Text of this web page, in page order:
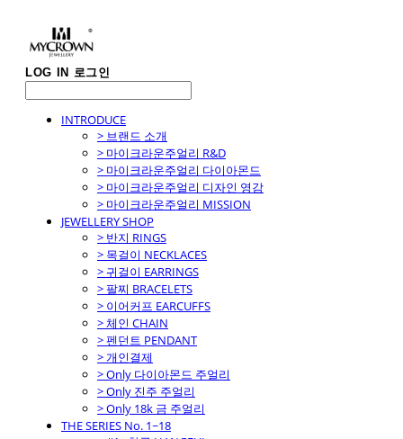
LOG IN 로그인
INTRODUCE
> 브랜드 소개
> 마이크라운주얼리 R&D
> 마이크라운주얼리 다이아몬드
> 마이크라운주얼리 디자인 영감
> 마이크라운주얼리 MISSION
JEWELLERY SHOP
> 반지 RINGS
> 목걸이 NECKLACES
> 귀걸이 EARRINGS
> 팔찌 BRACELETS
> 이어커프 EARCUFFS
> 체인 CHAIN
> 펜던트 PENDANT
> 개인결제
> Only 다이아몬드 주얼리
> Only 진주 주얼리
> Only 18k 금 주얼리
THE SERIES No. 1~18